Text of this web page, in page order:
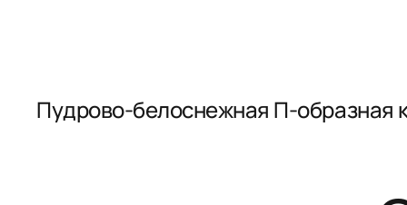
Пудрово-белоснежная П-образная